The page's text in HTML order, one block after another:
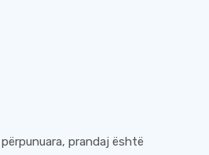
prandaj është